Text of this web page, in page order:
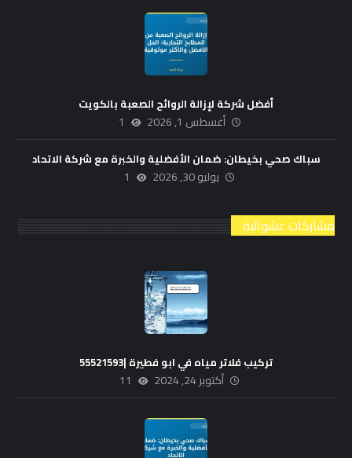
أفضل شركة لإزالة الروائح الصعبة بالكويت
أغسطس 1, 2026 1
سباك صحي بخيطان: ضمان الأفضلية والخبرة مع شركة الاتحاد
يوليو 30, 2026 1
مشاركات عشوائية
تركيب فلاتر مياه في ابو فطيرة |55521593
أكتوبر 24, 2024 11